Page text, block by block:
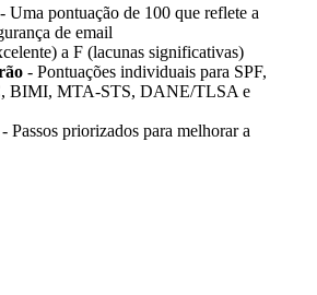
- Uma pontuação de 100 que reflete a
de email
a F (lacunas significativas)
- Pontuações individuais para SPF,
BIMI, MTA-STS, DANE/TLSA e
- Passos priorizados para melhorar a